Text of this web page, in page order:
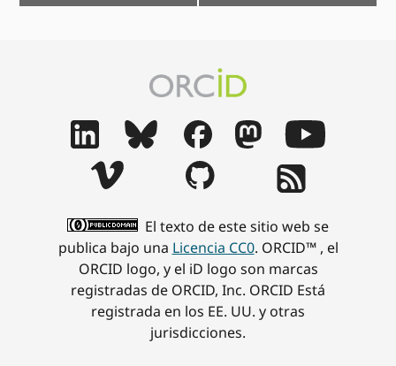
El texto de este sitio web se
publica bajo una Licencia CC0. ORCID™ , el
ORCID logo, y el iD logo son marcas
registradas de ORCID, Inc. ORCID Está
registrada en los EE. UU. y otras
jurisdicciones.